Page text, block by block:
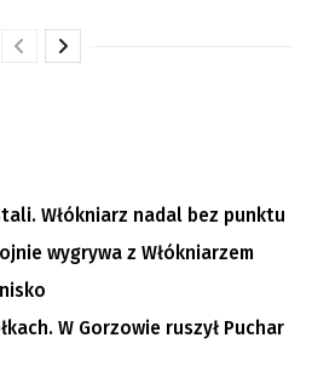
Włókniarz nadal bez punktu
wygrywa z Włókniarzem
W Gorzowie ruszył Puchar